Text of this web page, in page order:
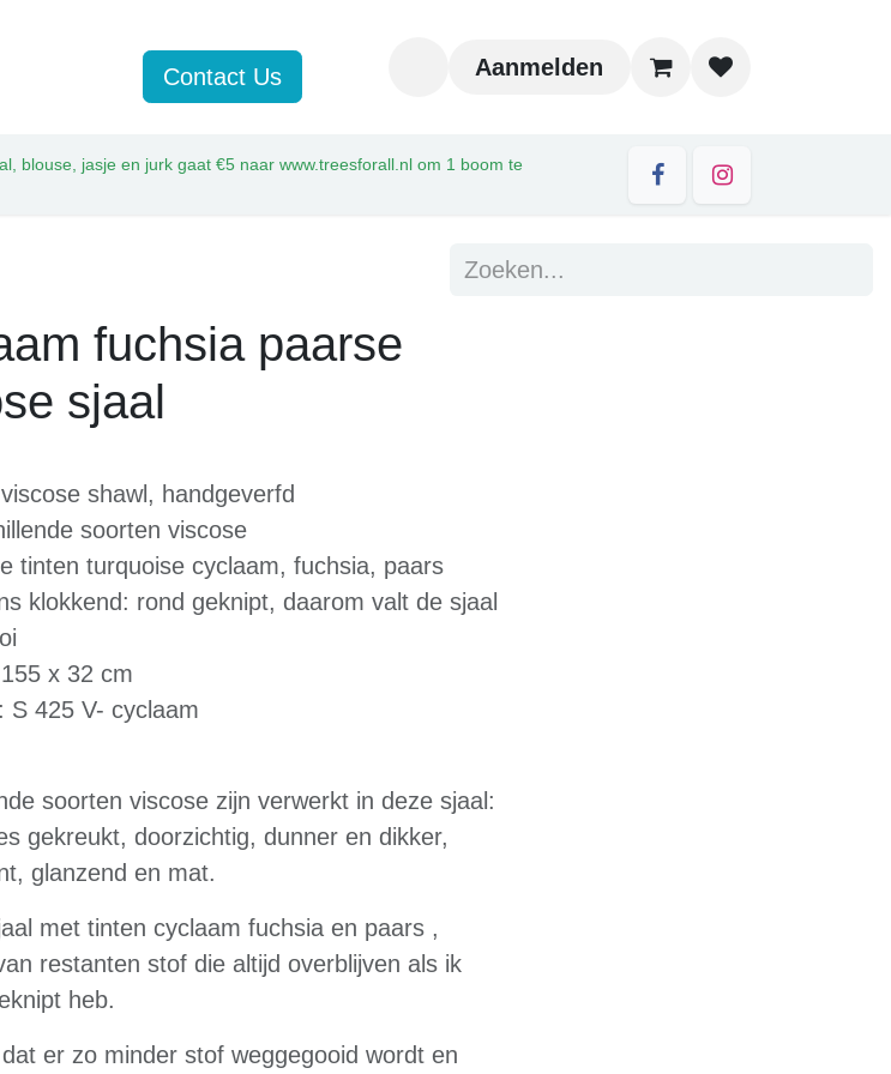
Contact Us Aanmelden
blouse, jasje en jurk gaat €5 naar www.treesforall.nl om 1 boom te
fuchsia paarse
sjaal
shawl, handgeverfd
soorten viscose
tinten turquoise cyclaam, fuchsia, paars
klokkend: rond geknipt, daarom valt de sjaal
x 32 cm
S 425 V- cyclaam
soorten viscose zijn verwerkt in deze sjaal:
gekreukt, doorzichtig, dunner en dikker,
glanzend en mat.
met tinten cyclaam fuchsia en paars ,
restanten stof die altijd overblijven als ik
heb.
er zo minder stof weggegooid wordt en